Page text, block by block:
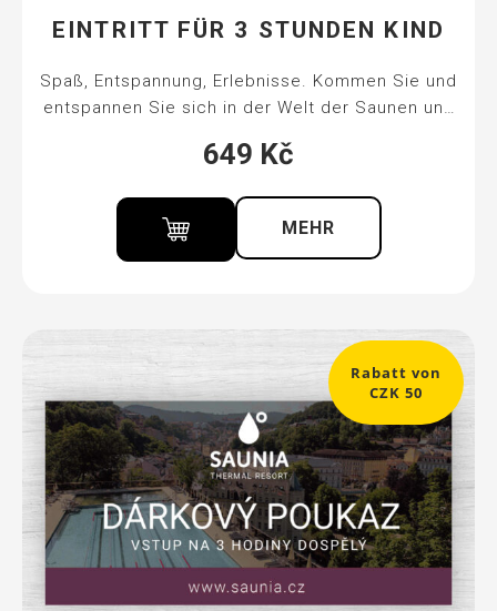
EINTRITT FÜR 3 STUNDEN KIND
Spaß, Entspannung, Erlebnisse. Kommen Sie und
entspannen Sie sich in der Welt der Saunen und
Mineralwasser und einem atemberaubenden
649 Kč
MEHR
Rabatt von
CZK 50